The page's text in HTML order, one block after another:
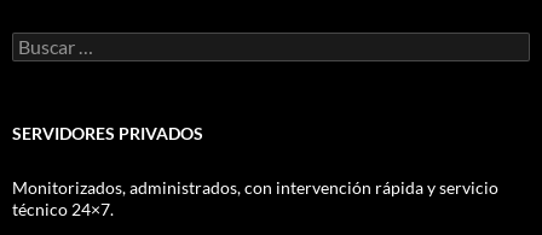
Buscar:
SERVIDORES PRIVADOS
Monitorizados, administrados, con intervención rápida y servicio
técnico 24×7.